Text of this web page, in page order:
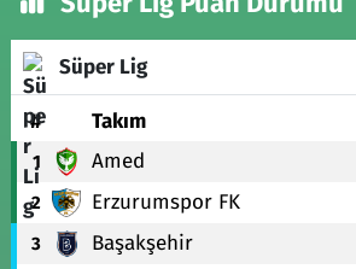
Süper Lig
# Takım
1 Amed
2 Erzurumspor FK
3 Başakşehir